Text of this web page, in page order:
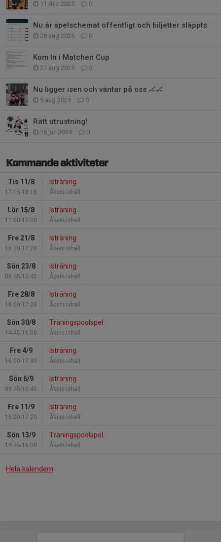
11 dec 2025 0
Nu är spelschemat offentligt och biljetter släppts
28 aug 2025 0
Kom In i Matchen Cup
27 aug 2025 0
Nu ligger isen och väntar på oss 🏒🏒
5 aug 2025 0
Rätt utrustning!
16 jun 2025 0
Kommande aktiviteter
Tis 11/8
17:15-18:15
Isträning
Åkers ishall
Lör 15/8
11:00-12:00
Isträning
Åkers ishall
Fre 21/8
16:00-17:20
Isträning
Åkers ishall
Sön 23/8
09:45-10:45
Isträning
Åkers ishall
Fre 28/8
16:00-17:20
Isträning
Åkers ishall
Sön 30/8
14:45-16:00
Träningspoolspel
Åkers ishall
Fre 4/9
16:00-17:30
Isträning
Åkers ishall
Sön 6/9
09:45-10:45
Isträning
Åkers ishall
Fre 11/9
16:00-17:20
Isträning
Åkers ishall
Sön 13/9
14:45-16:00
Träningspoolspel
Åkers ishall
Hela kalendern